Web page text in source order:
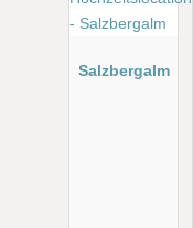
Salzbergalm